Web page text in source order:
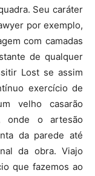
Seu caráter
por exemplo,
com camadas
de qualquer
Lost se assim
exercício de
velho casarão
onde o artesão
da parede até
da obra. Viajo
que fazemos ao